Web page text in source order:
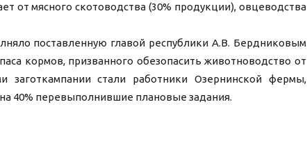
от мясного скотоводства (30% продукции), овцеводства
поставленную главой республики А.В. Бердниковым
кормов, призванного обезопасить животноводство от
заготкампании стали работники Озернинской фермы,
40% перевыполнившие плановые задания.